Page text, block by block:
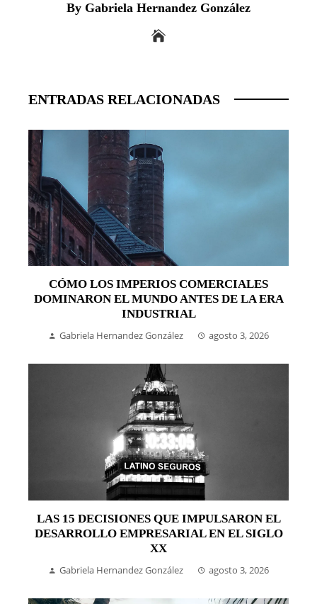
By Gabriela Hernandez González
ENTRADAS RELACIONADAS
CÓMO LOS IMPERIOS COMERCIALES
DOMINARON EL MUNDO ANTES DE LA ERA
INDUSTRIAL
Gabriela Hernandez González agosto 3, 2026
LAS 15 DECISIONES QUE IMPULSARON EL
DESARROLLO EMPRESARIAL EN EL SIGLO
XX
Gabriela Hernandez González agosto 3, 2026